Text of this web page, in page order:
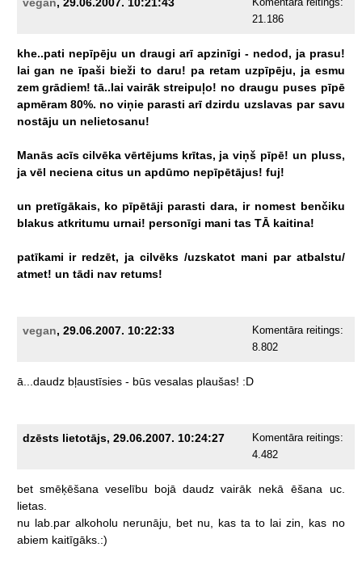
Komentāra reitings:
21.186
khe..pati nepīpēju un draugi arī apzinīgi - nedod, ja prasu!
lai gan ne īpaši bieži to daru! pa retam uzpīpēju, ja esmu
zem grādiem! tā..lai vairāk streipuļo! no draugu puses pīpē
apmēram 80%. no viņie parasti arī dzirdu uzslavas par savu
nostāju un nelietosanu!
Manās acīs cilvēka vērtējums krītas, ja viņš pīpē! un pluss,
ja vēl neciena citus un apdūmo nepīpētājus! fuj!
un pretīgākais, ko pīpētāji parasti dara, ir nomest benčiku
blakus atkritumu urnai! personīgi mani tas TĀ kaitina!
patīkami ir redzēt, ja cilvēks /uzskatot mani par atbalstu/
atmet! un tādi nav retums!
vegan, 29.06.2007. 10:22:33
Komentāra reitings:
8.802
ā...daudz bļaustīsies - būs vesalas plaušas! :D
dzēsts lietotājs, 29.06.2007. 10:24:27
Komentāra reitings:
4.482
bet smēķēšana veselību bojā daudz vairāk nekā ēšana
uc.
lietas.
nu lab.par alkoholu nerunāju, bet nu, kas ta to lai zin, kas no
abiem kaitīgāks.:)